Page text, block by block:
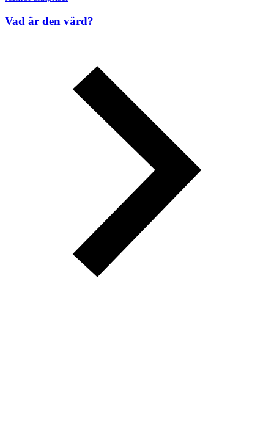
Vad är den värd?